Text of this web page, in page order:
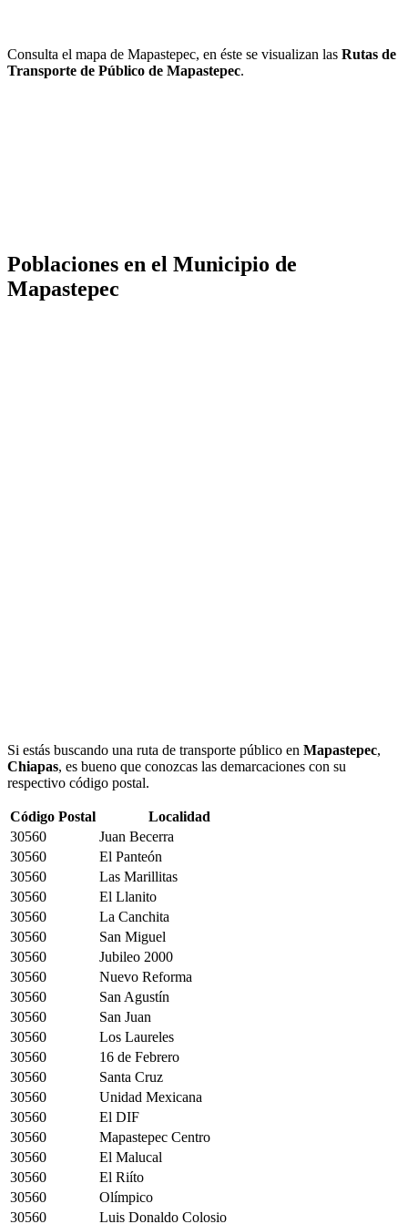
Consulta el mapa de Mapastepec, en éste se visualizan las Rutas de
Transporte de Público de Mapastepec.
Poblaciones en el Municipio de
Mapastepec
Si estás buscando una ruta de transporte público en Mapastepec,
Chiapas, es bueno que conozcas las demarcaciones con su
respectivo código postal.
Código Postal
Localidad
30560
Juan Becerra
30560
El Panteón
30560
Las Marillitas
30560
El Llanito
30560
La Canchita
30560
San Miguel
30560
Jubileo 2000
30560
Nuevo Reforma
30560
San Agustín
30560
San Juan
30560
Los Laureles
30560
16 de Febrero
30560
Santa Cruz
30560
Unidad Mexicana
30560
El DIF
30560
Mapastepec Centro
30560
El Malucal
30560
El Riíto
30560
Olímpico
30560
Luis Donaldo Colosio